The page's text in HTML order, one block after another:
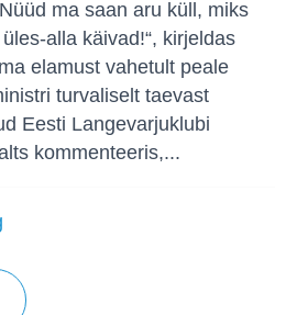
ma saan aru küll, miks
alla käivad!“, kirjeldas
elamust vahetult peale
turvaliselt taevast
Eesti Langevarjuklubi
kommenteeris,...